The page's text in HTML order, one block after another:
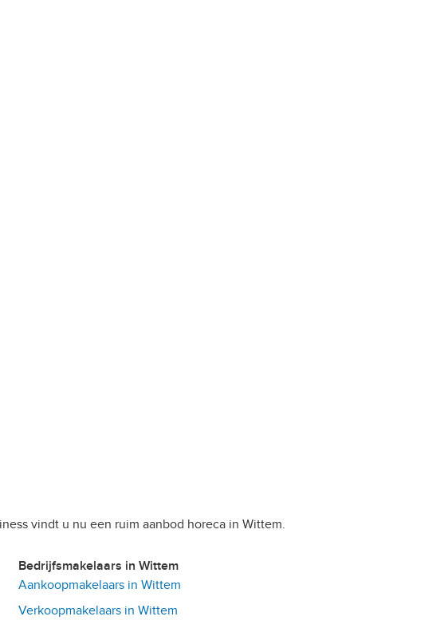
vindt u nu een ruim aanbod horeca in Wittem.
Bedrijfsmakelaars in Wittem
Aankoopmakelaars in Wittem
Verkoopmakelaars in Wittem